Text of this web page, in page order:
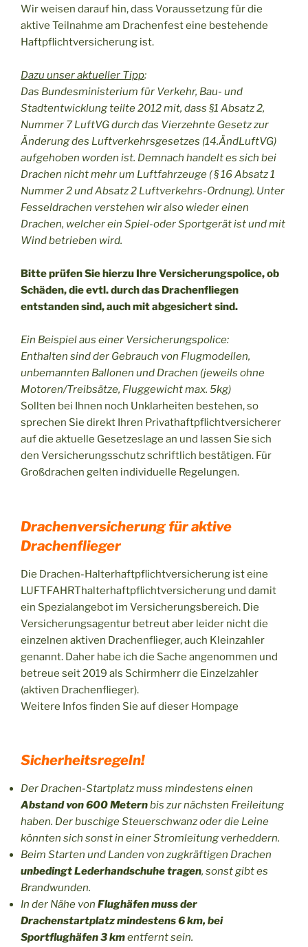
Wir weisen darauf hin, dass Voraussetzung für die
aktive Teilnahme am Drachenfest eine bestehende
Haftpflichtversicherung ist.
Dazu unser aktueller Tipp:
Das Bundesministerium für Verkehr, Bau- und
Stadtentwicklung teilte 2012 mit, dass §1 Absatz 2,
Nummer 7 LuftVG durch das Vierzehnte Gesetz zur
Änderung des Luftverkehrsgesetzes (14.ÄndLuftVG)
aufgehoben worden ist. Demnach handelt es sich bei
Drachen nicht mehr um Luftfahrzeuge ( § 16 Absatz 1
Nummer 2 und Absatz 2 Luftverkehrs-Ordnung). Unter
Fesseldrachen verstehen wir also wieder einen
Drachen, welcher ein Spiel-oder Sportgerät ist und mit
Wind betrieben wird.
Bitte prüfen Sie hierzu Ihre Versicherungspolice, ob
Schäden, die evtl. durch das Drachenfliegen
entstanden sind, auch mit abgesichert sind.
Ein Beispiel aus einer Versicherungspolice:
Enthalten sind der Gebrauch von Flugmodellen,
unbemannten Ballonen und Drachen (jeweils ohne
Motoren/Treibsätze, Fluggewicht max. 5kg)
Sollten bei Ihnen noch Unklarheiten bestehen, so
sprechen Sie direkt Ihren Privathaftpflichtversicherer
auf die aktuelle Gesetzeslage an und lassen Sie sich
den Versicherungsschutz schriftlich bestätigen. Für
Großdrachen gelten individuelle Regelungen.
Drachenversicherung für aktive
Drachenflieger
Die Drachen-Halterhaftpflichtversicherung ist eine
LUFTFAHRThalterhaftpflichtversicherung und damit
ein Spezialangebot im Versicherungsbereich. Die
Versicherungsagentur betreut aber leider nicht die
einzelnen aktiven Drachenflieger, auch Kleinzahler
genannt. Daher habe ich die Sache angenommen und
betreue seit 2019 als Schirmherr die Einzelzahler
(aktiven Drachenflieger).
Weitere Infos finden Sie auf dieser Hompage
Sicherheitsregeln!
Der Drachen-Startplatz muss mindestens einen
Abstand von 600 Meternbis zur nächsten Freileitung
haben. Der buschige Steuerschwanz oder die Leine
könnten sich sonst in einer Stromleitung verheddern.
Beim Starten und Landen von zugkräftigen Drachen
unbedingt Lederhandschuhe tragen, sonst gibt es
Brandwunden.
In der Nähe von Flughäfen muss der
Drachenstartplatz mindestens 6 km, bei
Sportflughäfen 3 kmentfernt sein.